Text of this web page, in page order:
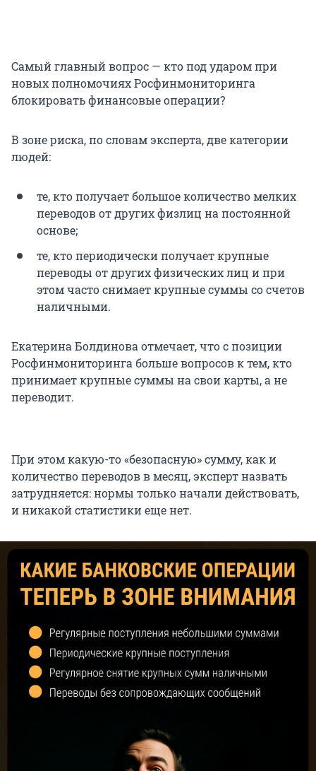
Самый главный вопрос — кто под ударом при
новых полномочиях Росфинмониторинга
блокировать финансовые операции?
В зоне риска, по словам эксперта, две категории
людей:
те, кто получает большое количество мелких
переводов от других физлиц на постоянной
основе;
те, кто периодически получает крупные
переводы от других физических лиц и при
этом часто снимает крупные суммы со счетов
наличными.
Екатерина Болдинова отмечает, что с позиции
Росфинмониторинга больше вопросов к тем, кто
принимает крупные суммы на свои карты, а не
переводит.
При этом какую-то «безопасную» сумму, как и
количество переводов в месяц, эксперт назвать
затрудняется: нормы только начали действовать,
и никакой статистики еще нет.